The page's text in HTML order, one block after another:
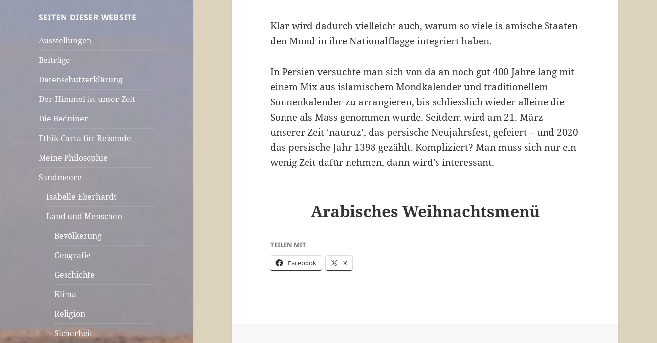
SEITEN DIESER WEBSITE
Ausstellungen
Beiträge
Datenschutzerklärung
Der Himmel ist unser Zelt
Die Beduinen
Ethik-Carta für Reisende
Meine Philosophie
Sandmeere
Isabelle Eberhardt
Land und Menschen
Bevölkerung
Geografie
Geschichte
Klima
Religion
Sicherheit
Klar wird dadurch vielleicht auch, warum so viele islamische Staaten
den Mond in ihre Nationalflagge integriert haben.
In Persien versuchte man sich von da an noch gut 400 Jahre lang mit
einem Mix aus islamischem Mondkalender und traditionellem
Sonnenkalender zu arrangieren, bis schliesslich wieder alleine die
Sonne als Mass genommen wurde. Seitdem wird am 21. März
unserer Zeit ‘nauruz’, das persische Neujahrsfest, gefeiert – und 2020
das persische Jahr 1398 gezählt. Kompliziert? Man muss sich nur ein
wenig Zeit dafür nehmen, dann wird’s interessant.
Arabisches Weihnachtsmenü
TEILEN MIT:
Facebook X